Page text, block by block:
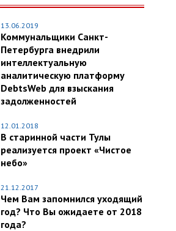
13.06.2019
Коммунальщики Санкт-
Петербурга внедрили
интеллектуальную
аналитическую платформу
DebtsWeb для взыскания
задолженностей
12.01.2018
В старинной части Тулы
реализуется проект «Чистое
небо»
21.12.2017
Чем Вам запомнился уходящий
год? Что Вы ожидаете от 2018
года?